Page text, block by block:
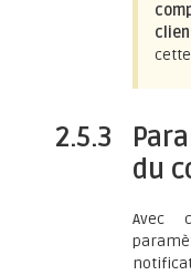
2.5.3
du
Avec